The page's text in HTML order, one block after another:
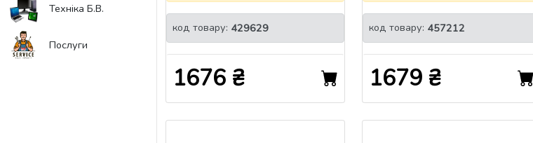
Техніка Б.В.
Послуги
код товару: 429629
1676 ₴
код товару: 457212
1679 ₴